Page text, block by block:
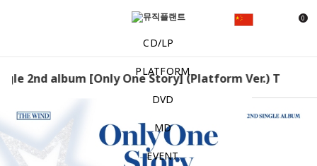
0
CD/LP
PLATFORM
DVD
MD
EVENT
2nd album [Only One Story] (Platform Ver.) The